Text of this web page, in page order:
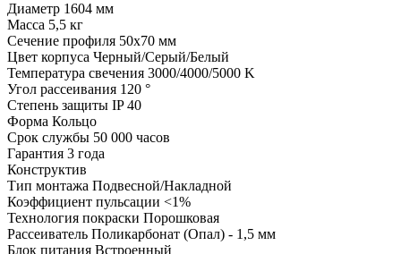
Диаметр 1604 мм
Масса 5,5 кг
Сечение профиля 50х70 мм
Цвет корпуса Черный/Серый/Белый
Температура свечения 3000/4000/5000 K
Угол рассеивания 120 °
Степень защиты IP 40
Форма Кольцо
Срок службы 50 000 часов
Гарантия 3 года
Конструктив
Тип монтажа Подвесной/Накладной
Коэффициент пульсации <1%
Технология покраски Порошковая
Рассеиватель Поликарбонат (Опал) - 1,5 мм
Блок питания Встроенный